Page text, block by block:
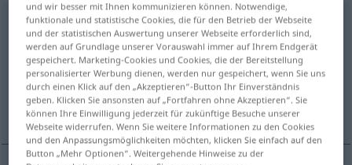
Aufprallm
Übersicht aller Übersetzungen
(Für mehr Details die Übersetzung anklicken/antippen)
botsing, val, smak
und wir besser mit Ihnen kommunizieren können. Notwendige,
funktionale und statistische Cookies, die für den Betrieb der Webseite
und der statistischen Auswertung unserer Webseite erforderlich sind,
werden auf Grundlage unserer Vorauswahl immer auf Ihrem Endgerät
gespeichert. Marketing-Cookies und Cookies, die der Bereitstellung
personalisierter Werbung dienen, werden nur gespeichert, wenn Sie uns
durch einen Klick auf den „Akzeptieren“-Button Ihr Einverständnis
geben. Klicken Sie ansonsten auf „Fortfahren ohne Akzeptieren“. Sie
können Ihre Einwilligung jederzeit für zukünftige Besuche unserer
Webseite widerrufen. Wenn Sie weitere Informationen zu den Cookies
und den Anpassungsmöglichkeiten möchten, klicken Sie einfach auf den
Button „Mehr Optionen“. Weitergehende Hinweise zu der